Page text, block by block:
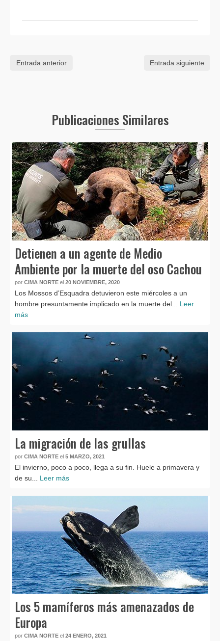
Entrada anterior Entrada siguiente
Publicaciones Similares
Detienen a un agente de Medio
Ambiente por la muerte del oso Cachou
por CIMA NORTE el 20 NOVIEMBRE, 2020
Los Mossos d’Esquadra detuvieron este miércoles a un
hombre presuntamente implicado en la muerte del... Leer
más
La migración de las grullas
por CIMA NORTE el 5 MARZO, 2021
El invierno, poco a poco, llega a su fin. Huele a primavera y
de su... Leer más
Los 5 mamíferos más amenazados de
Europa
por CIMA NORTE el 24 ENERO, 2021